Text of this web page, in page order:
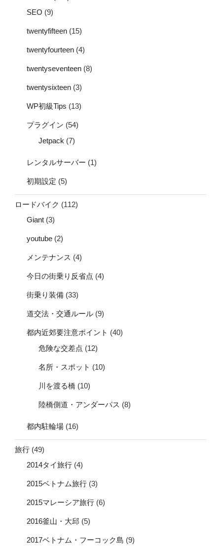
SEO (9)
twentyfifteen (15)
twentyfourteen (4)
twentyseventeen (8)
twentysixteen (3)
WP初級Tips (13)
プラグイン (54)
Jetpack (7)
レンタルサーバー (1)
初期設定 (5)
ロードバイク (112)
Giant (3)
youtube (2)
メンテナンス (4)
今日の街乗り反省点 (4)
街乗り装備 (33)
道交法・交通ルール (9)
都内近郊要注意ポイント (40)
危険な交差点 (12)
名所・スポット (10)
川を渡る橋 (10)
陸橋側道・アンダーパス (8)
都内駐輪場 (16)
旅行 (49)
2014タイ旅行 (4)
2015ベトナム旅行 (3)
2015マレーシア旅行 (6)
2016釜山・大邱 (5)
2017ベトナム・フーコック島 (9)